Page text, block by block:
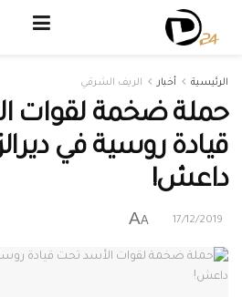
الرئيسية أخبار الريف الشرقي
حملة ضخمة لقوات
قيادة روسية في
داعش!
17/12/2019
A
A